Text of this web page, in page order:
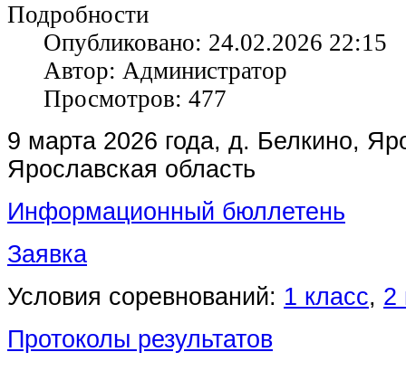
Подробности
Опубликовано: 24.02.2026 22:15
Автор: Администратор
Просмотров: 477
9 марта 2026 года, д. Белкино,
Ярославская область
Информационный бюллетень
Заявка
Условия соревнований: 1 класс, 2
Протоколы результатов